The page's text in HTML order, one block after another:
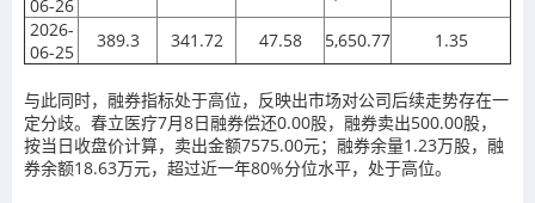
06-26
2026-
06-25
389.3 341.72 47.58 5,650.77 1.35
与此同时，融券指标处于高位，反映出市场对公司后续走势存在一
定分歧。春立医疗7月8日融券偿还0.00股，融券卖出500.00股，
按当日收盘价计算，卖出金额7575.00元；融券余量1.23万股，融
券余额18.63万元，超过近一年80%分位水平，处于高位。